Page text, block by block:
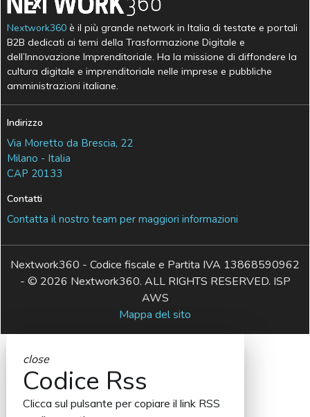
Nextwork360 è il più grande network in Italia di testate e portali
B2B dedicati ai temi della Trasformazione Digitale e
dell’Innovazione Imprenditoriale. Ha la missione di diffondere la
cultura digitale e imprenditoriale nelle imprese e pubbliche
amministrazioni italiane.
Indirizzo
Via Moretto da Brescia, 22
Milano - Italia
CAP 20133
Contatti
Contatta il nostro team per maggiori informazioni
Nextwork360 - Codice fiscale e Partita IVA 13868590962
- © 2026 Nextwork360. ALL RIGHTS RESERVED. ISP
AWS
Mappa del sito
close
Codice Rss
Clicca sul pulsante per copiare il link RSS